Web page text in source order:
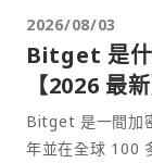
2026/08/03
Bitget 是
【2026 最新
Bitget 是一間加
年並在全球 100